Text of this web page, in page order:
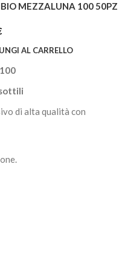
MEZZALUNA 100 50PZ
AL CARRELLO
di alta qualità con
bianco